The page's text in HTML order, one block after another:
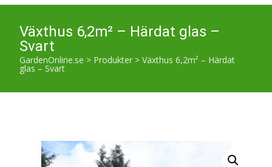
Växthus 6,2m² – Härdat glas –
Svart
GardenOnline.se > Produkter > Växthus 6,2m² – Härdat
glas – Svart